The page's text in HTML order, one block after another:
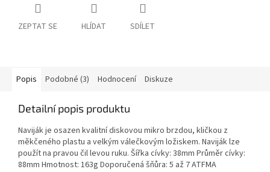
ZEPTAT SE HLÍDAT SDÍLET
Popis Podobné (3) Hodnocení Diskuze
Detailní popis produktu
Naviják je osazen kvalitní diskovou mikro brzdou, kličkou z
měkčeného plastu a velkým válečkovým ložiskem. Naviják lze
použít na pravou čil levou ruku. Šířka cívky: 38mm Průměr cívky:
88mm Hmotnost: 163g Doporučená šňůra: 5 až 7 ATFMA